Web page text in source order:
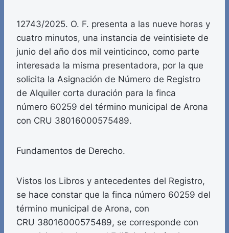
12743/2025. O. F. presenta a las nueve horas y
cuatro minutos, una instancia de veintisiete de
junio del año dos mil veinticinco, como parte
interesada la misma presentadora, por la que
solicita la Asignación de Número de Registro
de Alquiler corta duración para la finca
número 60259 del término municipal de Arona
con CRU 38016000575489.
Fundamentos de Derecho.
Vistos los Libros y antecedentes del Registro,
se hace constar que la finca número 60259 del
término municipal de Arona, con
CRU 38016000575489, se corresponde con